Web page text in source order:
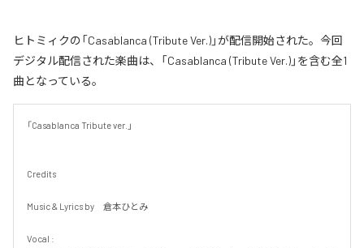
ヒトミィクの「Casablanca (Tribute Ver.)」が配信開始された。今回
デジタル配信された楽曲は、「Casablanca (Tribute Ver.)」を含む全1
曲となっている。
「Casablanca Tribute ver.」
Credits
Music & Lyrics by　倉本ひとみ
Vocal :